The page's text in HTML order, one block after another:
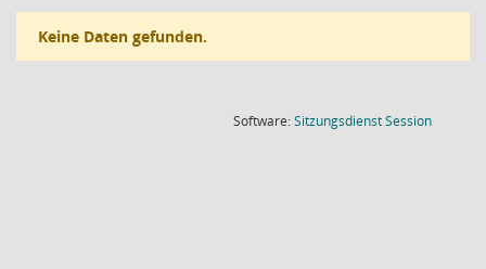
Keine Daten gefunden.
Software:SitzungsdienstSession(Wird in